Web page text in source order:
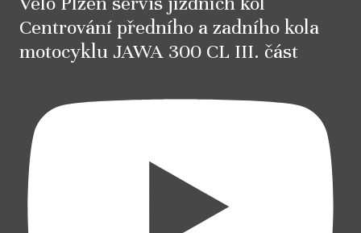
Centrování předního a zadního kola
motocyklu JAWA 300 CL III. část